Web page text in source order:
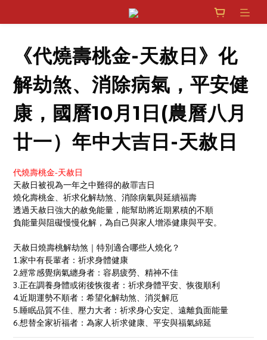
《代燒壽桃金-天赦日》化
解劫煞、消除病氣，平安健
康，國曆10月1日(農曆八月
廿一）年中大吉日-天赦日
代燒壽桃金-天赦日
天赦日被視為一年之中難得的赦罪吉日
燒化壽桃金、祈求化解劫煞、消除病氣與延續福壽
透過天赦日強大的赦免能量，能幫助將近期累積的不順
負能量與阻礙慢慢化解，為自己與家人增添健康與平安。
天赦日燒壽桃解劫煞｜特別適合哪些人燒化？
1.家中有長輩者：祈求身體健康
2.經常感覺病氣纏身者：容易疲勞、精神不佳
3.正在調養身體或術後恢復者：祈求身體平安、恢復順利
4.近期運勢不順者：希望化解劫煞、消災解厄
5.睡眠品質不佳、壓力大者：祈求身心安定、遠離負面能量
6.想替全家祈福者：為家人祈求健康、平安與福氣綿延